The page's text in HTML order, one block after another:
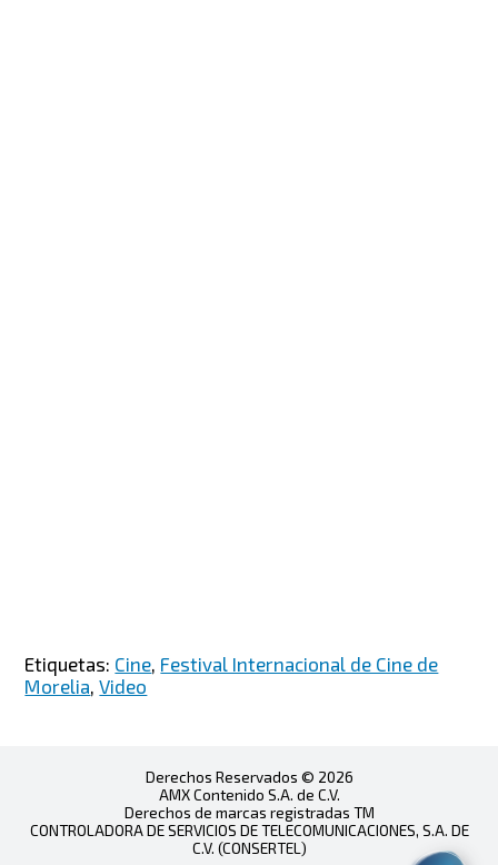
Etiquetas: Cine Festival Internacional de Cine de
Morelia ,Video
Derechos Reservados © 2026
AMX Contenido S.A. de C.V.
Derechos de marcas registradas TM
CONTROLADORA DE SERVICIOS DE TELECOMUNICACIONES, S.A. DE
C.V. (CONSERTEL)